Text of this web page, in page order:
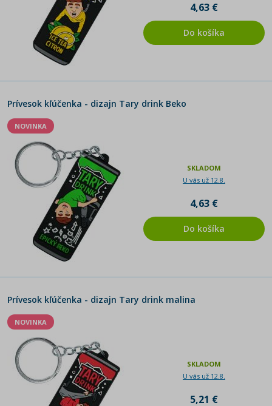
4,63 €
Do košíka
Prívesok kľúčenka - dizajn Tary drink Beko
NOVINKA
SKLADOM
U vás už 12.8.
4,63 €
Do košíka
Prívesok kľúčenka - dizajn Tary drink malina
NOVINKA
SKLADOM
U vás už 12.8.
5,21 €